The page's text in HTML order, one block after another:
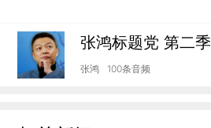
张鸿标题党 第二季
张鸿 100条音频